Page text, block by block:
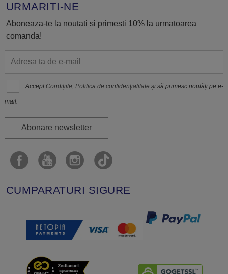
URMARITI-NE
Aboneaza-te la noutati si primesti 10% la urmatoarea
comanda!
Accept Condițiile,Politica de confidenţialitate și să primesc noutăți pe e-
mail.
Abonare newsletter
CUMPARATURI SIGURE